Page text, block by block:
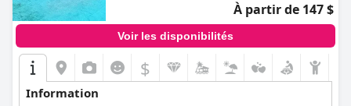
À partir de 147 $
Voir les disponibilités
$
Information